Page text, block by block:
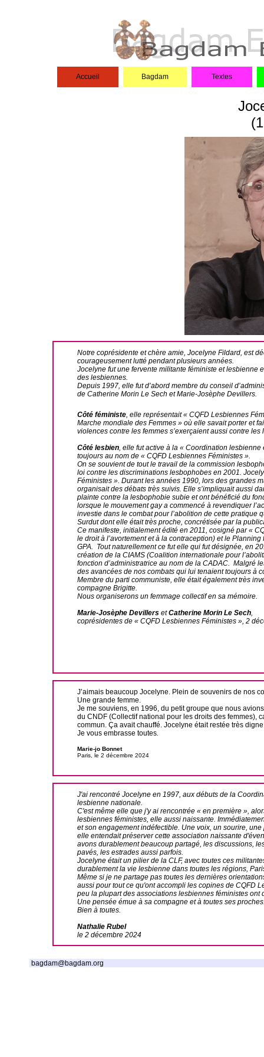
Accueil Bagdam Textes
Notre coprésidente et chère amie, Jocelyne Fildard, est
courageusement lutté pendant plusieurs années.
Jocelyne fut une fervente militante féministe et
des lesbiennes.
Depuis 1997, elle fut d’abord membre du conseil
de Catherine Morin Le Sech et Marie-Josèphe Devillers.
Côté féministe, elle représentait « CQFD Lesbiennes
Marche mondiale des Femmes » où elle savait porter et
violences contre les femmes s’exerçaient aussi contre
Côté lesbien, elle fut active à la « Coordination lesbienne
toujours au nom de « CQFD Lesbiennes Féministes ».
On se souvient de tout le travail de la commission
loi contre les discriminations lesbophobes en 2001.
Féministes ». Durant les années 1990, lors des grandes
organisait des débats très suivis. Elle s’impliquait aussi
plainte contre la lesbophobie subie et ont bénéficié du
lorsque le mouvement gay a commencé à revendiquer
investie dans le combat pour l’abolition de cette pratique
Surdut dont elle était très proche, concrétisée par la
Ce manifeste, initialement édité en 2011, cosigné par «
le droit à l’avortement et à la contraception) et le
GPA. Tout naturellement ce fut elle qui fut désignée, en
création de la CIAMS (Coalition internationale pour
fonction d’administratrice au nom de la CADAC. Malgré
des avancées de nos combats qui lui tenaient toujours à
Membre du parti communiste, elle était également très
compagne Brigitte.
Nous organiserons un femmage collectif en sa mémoire.
Marie-Josèphe DevillersetCatherine Morin Le Sech,
coprésidentes de « CQFD Lesbiennes Féministes », 2
J’aimais beaucoup Jocelyne. Plein de souvenirs de nos
Une grande femme.
Je me souviens, en 1996, du petit groupe que nous
du CNDF (Collectif national pour les droits des femmes),
commun. Çaavait chauffé. Jocelyne était restée très
Je vous embrasse toutes.
Marie-jo Bonnet
Paris, le 2 décembre 2024
J'ai rencontré Jocelyne en 1997, aux débuts de la
lesbienne nationale.
C'est même elle que j'y ai rencontrée « en première »,
lesbiennes féministes, elle aussi naissante.
et son engagement indéfectible. Une voix, un sourire,
elle entendait préserver cette association naissante
avons durablement beaucoup partagé, les discussions,
pavés, les estrades aussi parfois.
Jocelyne était un pilier de la CLF, avec toutes ces
durablement la vie lesbienne dans toutes les régions,
Même si je ne partage pas toutes les dernières
aussi pour tout ce qu'ont accompli les copines de CQFD
peu la plupart des associations lesbiennes féministes ont
Une pensée émue à sa compagne et à toutes ses
Bien à toutes.
Nathalie Rubel
le 2 décembre 2024
bagdam@bagdam.org